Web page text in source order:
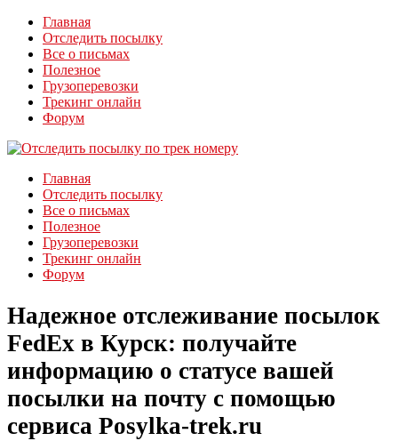
Главная
Отследить посылку
Все о письмах
Полезное
Грузоперевозки
Трекинг онлайн
Форум
Главная
Отследить посылку
Все о письмах
Полезное
Грузоперевозки
Трекинг онлайн
Форум
Надежное отслеживание посылок
FedEx в Курск: получайте
информацию о статусе вашей
посылки на почту с помощью
сервиса Posylka-trek.ru